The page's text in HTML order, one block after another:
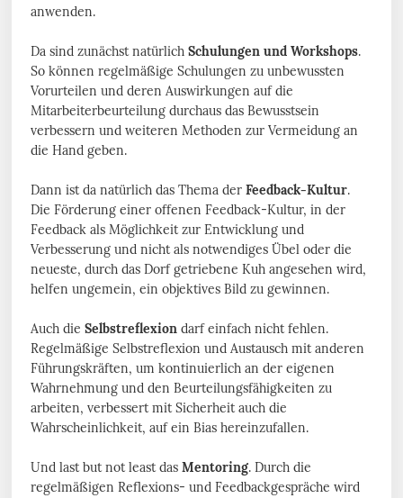
anwenden.
Da sind zunächst natürlichSchulungen und Workshops.
So können regelmäßige Schulungen zu unbewussten
Vorurteilen und deren Auswirkungen auf die
Mitarbeiterbeurteilung durchaus das Bewusstsein
verbessern und weiteren Methoden zur Vermeidung an
die Hand geben.
Dann ist da natürlich das Thema derFeedback-Kultur.
Die Förderung einer offenen Feedback-Kultur, in der
Feedback als Möglichkeit zur Entwicklung und
Verbesserung und nicht als notwendiges Übel oder die
neueste, durch das Dorf getriebene Kuh angesehen wird,
helfen ungemein, ein objektives Bild zu gewinnen.
Auch dieSelbstreflexion darf einfach nicht fehlen.
Regelmäßige Selbstreflexion und Austausch mit anderen
Führungskräften, um kontinuierlich an der eigenen
Wahrnehmung und den Beurteilungsfähigkeiten zu
arbeiten, verbessert mit Sicherheit auch die
Wahrscheinlichkeit, auf ein Bias hereinzufallen.
Und last but not least dasMentoring. Durch die
regelmäßigen Reflexions- und Feedbackgespräche wird